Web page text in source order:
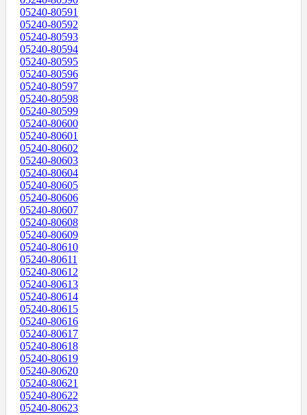
05240-80591
05240-80592
05240-80593
05240-80594
05240-80595
05240-80596
05240-80597
05240-80598
05240-80599
05240-80600
05240-80601
05240-80602
05240-80603
05240-80604
05240-80605
05240-80606
05240-80607
05240-80608
05240-80609
05240-80610
05240-80611
05240-80612
05240-80613
05240-80614
05240-80615
05240-80616
05240-80617
05240-80618
05240-80619
05240-80620
05240-80621
05240-80622
05240-80623